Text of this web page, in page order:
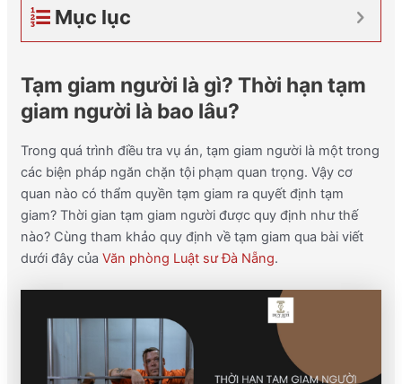
Mục lục
Tạm giam người là gì? Thời hạn tạm
giam người là bao lâu?
Trong quá trình điều tra vụ án, tạm giam người là một trong
các biện pháp ngăn chặn tội phạm quan trọng. Vậy cơ
quan nào có thẩm quyền tạm giam ra quyết định tạm
giam? Thời gian tạm giam người được quy định như thế
nào? Cùng tham khảo quy định về tạm giam qua bài viết
dưới đây của Văn phòng Luật sư Đà Nẵng.